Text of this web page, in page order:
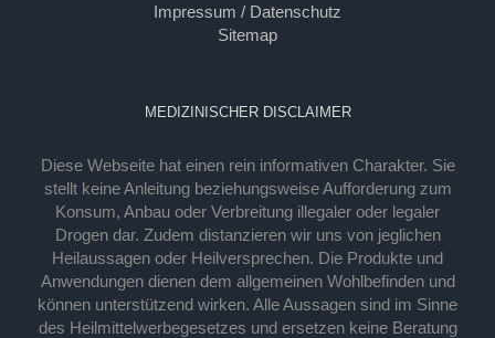
Impressum / Datenschutz
Sitemap
MEDIZINISCHER DISCLAIMER
Diese Webseite hat einen rein informativen Charakter. Sie
stellt keine Anleitung beziehungsweise Aufforderung zum
Konsum, Anbau oder Verbreitung illegaler oder legaler
Drogen dar. Zudem distanzieren wir uns von jeglichen
Heilaussagen oder Heilversprechen. Die Produkte und
Anwendungen dienen dem allgemeinen Wohlbefinden und
können unterstützend wirken. Alle Aussagen sind im Sinne
des Heilmittelwerbegesetzes und ersetzen keine Beratung